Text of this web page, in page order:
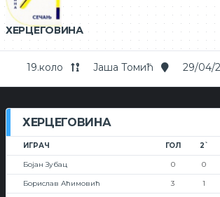
ХЕРЦЕГОВИНА
19.коло Јаша Томић 29/04/
ХЕРЦЕГОВИНА
ИГРАЧ ГОЛ 2`
Бојан Зубац 0 0
Борислав Аћимовић 3 1